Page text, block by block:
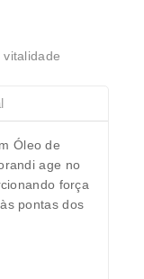
,vitalidade
Óleo de
age no
força
pontas dos